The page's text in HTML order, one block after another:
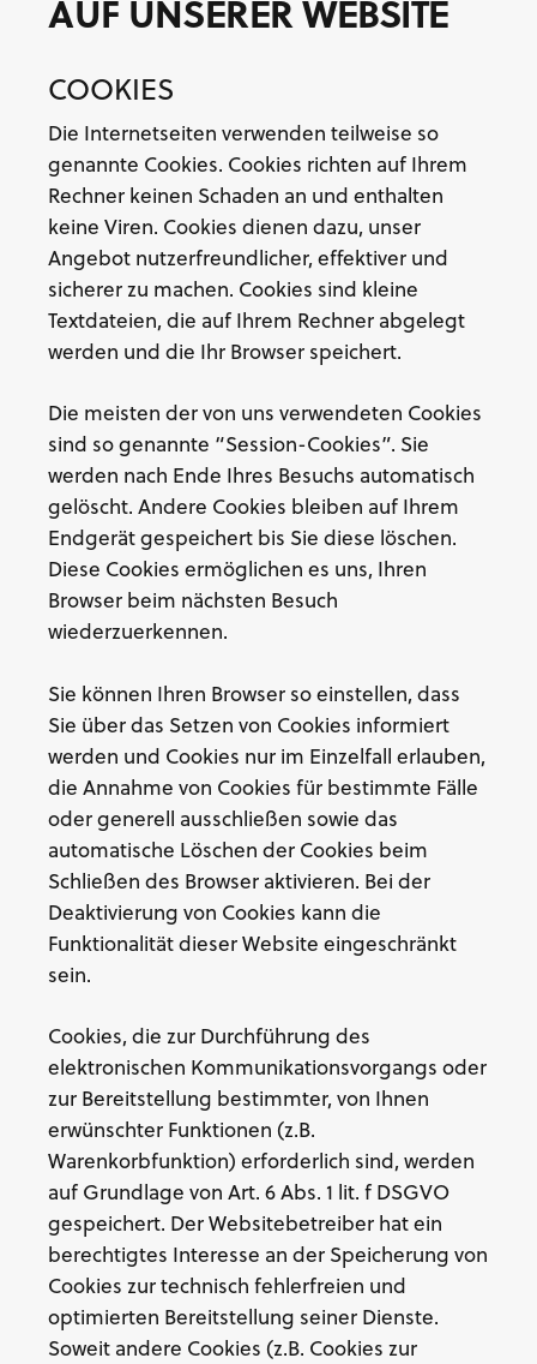
AUF UNSERER WEBSITE
COOKIES
Die Internetseiten verwenden teilweise so
genannte Cookies. Cookies richten auf Ihrem
Rechner keinen Schaden an und enthalten
keine Viren. Cookies dienen dazu, unser
Angebot nutzerfreundlicher, effektiver und
sicherer zu machen. Cookies sind kleine
Textdateien, die auf Ihrem Rechner abgelegt
werden und die Ihr Browser speichert.
Die meisten der von uns verwendeten Cookies
sind so genannte “Session-Cookies”. Sie
werden nach Ende Ihres Besuchs automatisch
gelöscht. Andere Cookies bleiben auf Ihrem
Endgerät gespeichert bis Sie diese löschen.
Diese Cookies ermöglichen es uns, Ihren
Browser beim nächsten Besuch
wiederzuerkennen.
Sie können Ihren Browser so einstellen, dass
Sie über das Setzen von Cookies informiert
werden und Cookies nur im Einzelfall erlauben,
die Annahme von Cookies für bestimmte Fälle
oder generell ausschließen sowie das
automatische Löschen der Cookies beim
Schließen des Browser aktivieren. Bei der
Deaktivierung von Cookies kann die
Funktionalität dieser Website eingeschränkt
sein.
Cookies, die zur Durchführung des
elektronischen Kommunikationsvorgangs oder
zur Bereitstellung bestimmter, von Ihnen
erwünschter Funktionen (z.B.
Warenkorbfunktion) erforderlich sind, werden
auf Grundlage von Art. 6 Abs. 1 lit. f DSGVO
gespeichert. Der Websitebetreiber hat ein
berechtigtes Interesse an der Speicherung von
Cookies zur technisch fehlerfreien und
optimierten Bereitstellung seiner Dienste.
Soweit andere Cookies (z.B. Cookies zur